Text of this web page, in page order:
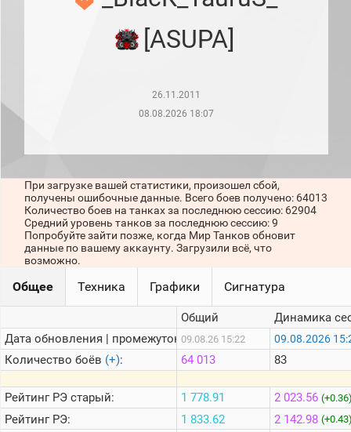
игроков
Кланы
Статистика
стримеров
Информация
Онлайн
Цветовая
шкала
Теlegram
ВК
[ASUPA]
26.11.2011
08.08.2026 18:07
При загрузке вашей статистики, произошел сбой,
получены ошибочные данные. Всего боев получено: 64013
Количество боев на танках за последнюю сессию: 62904
Средний уровень танков за последнюю сессию: 9
Попробуйте зайти позже, когда Мир Танков обновит
данные по вашему аккаунту. Загрузили всё, что
возможно.
Общее Техника Графики Сигнатура
Дата обновления | промежуток:
Количество боёв (+):
РейтингРЭ старый:
РейтингРЭ:
Общий
09.08.26 15:22
64 013
1 778.91
1 833.62
Динамика
09.08.2026
83
2 023.56
2 142.98